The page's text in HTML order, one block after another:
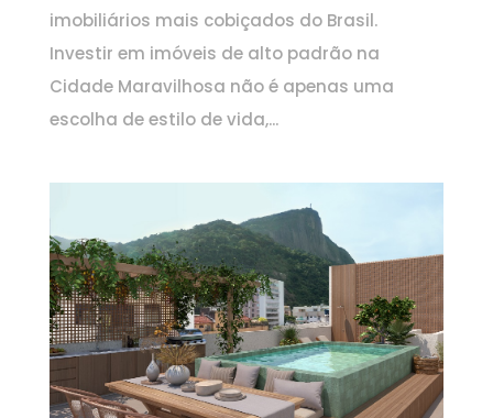
imobiliários mais cobiçados do Brasil.
Investir em imóveis de alto padrão na
Cidade Maravilhosa não é apenas uma
escolha de estilo de vida,...